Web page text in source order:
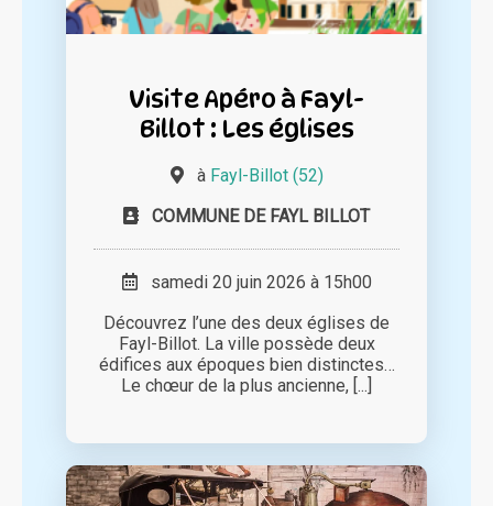
Visite Apéro à Fayl-
Billot : Les églises
à Fayl-Billot (52)
COMMUNE DE FAYL BILLOT
samedi 20 juin 2026 à 15h00
Découvrez l’une des deux églises de
Fayl-Billot. La ville possède deux
édifices aux époques bien distinctes…
Le chœur de la plus ancienne, [...]